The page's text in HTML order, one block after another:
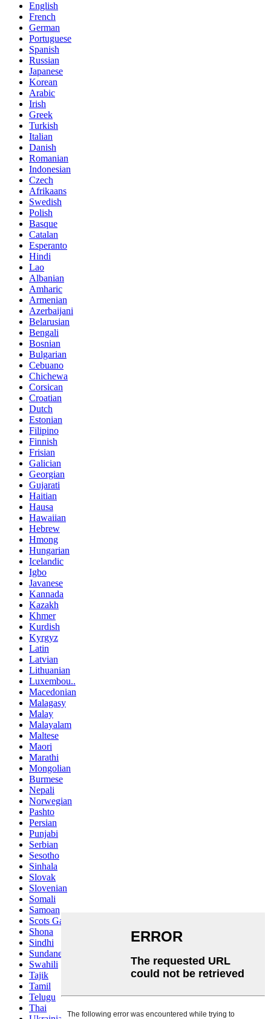
English
French
German
Portuguese
Spanish
Russian
Japanese
Korean
Arabic
Irish
Greek
Turkish
Italian
Danish
Romanian
Indonesian
Czech
Afrikaans
Swedish
Polish
Basque
Catalan
Esperanto
Hindi
Lao
Albanian
Amharic
Armenian
Azerbaijani
Belarusian
Bengali
Bosnian
Bulgarian
Cebuano
Chichewa
Corsican
Croatian
Dutch
Estonian
Filipino
Finnish
Frisian
Galician
Georgian
Gujarati
Haitian
Hausa
Hawaiian
Hebrew
Hmong
Hungarian
Icelandic
Igbo
Javanese
Kannada
Kazakh
Khmer
Kurdish
Kyrgyz
Latin
Latvian
Lithuanian
Luxembou..
Macedonian
Malagasy
Malay
Malayalam
Maltese
Maori
Marathi
Mongolian
Burmese
Nepali
Norwegian
Pashto
Persian
Punjabi
Serbian
Sesotho
Sinhala
Slovak
Slovenian
Somali
Samoan
Scots Gaelic
Shona
Sindhi
Sundanese
Swahili
Tajik
Tamil
Telugu
Thai